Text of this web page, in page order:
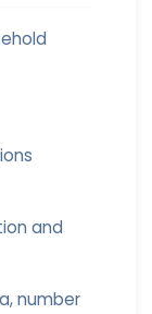
and
number